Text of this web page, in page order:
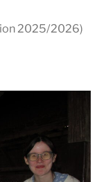
2025/2026)